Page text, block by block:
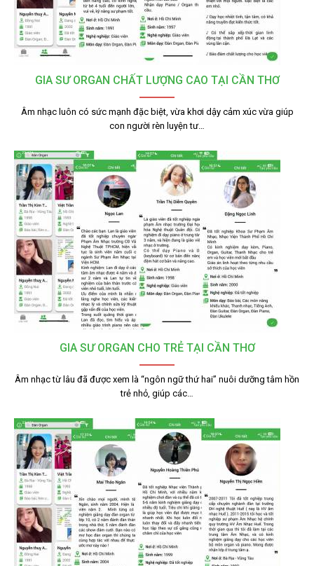
GIA SƯ ORGAN CHẤT LƯỢNG CAO TẠI CẦN THƠ
Âm nhạc luôn có sức mạnh đặc biệt, vừa khơi dậy cảm xúc vừa giúp
con người rèn luyện tư…
GIA SƯ ORGAN CHO TRẺ TẠI CẦN THƠ
Âm nhạc từ lâu đã được xem là “ngôn ngữ thứ hai” nuôi dưỡng tâm hồn
trẻ nhỏ, giúp các…